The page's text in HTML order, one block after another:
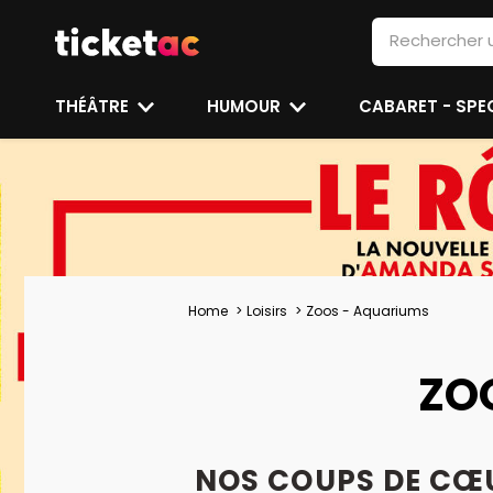
THÉÂTRE HUMOUR CABARET -
Home Loisirs Zoos - Aquariums
NOS COUPS DE